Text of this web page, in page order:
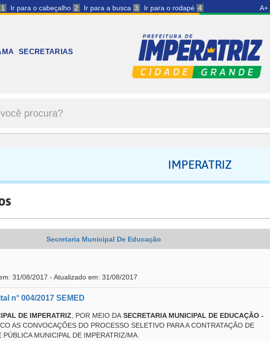
1 Ir para o cabeçalho 2 Ir para a busca 3 Ir para o rodapé 4 A+
SECRETARIAS
IMPERATRIZ
Secretaria Municipal De Educação
31/08/2017 - Atualizado em: 31/08/2017
n° 004/2017 SEMED
DE IMPERATRIZ , POR MEIO DA SECRETARIA MUNICIPAL DE EDUCAÇÃO -
AS CONVOCAÇÕES DO PROCESSO SELETIVO PARA A CONTRATAÇÃO DE
PÚBLICA MUNICIPAL DE IMPERATRIZ/MA.